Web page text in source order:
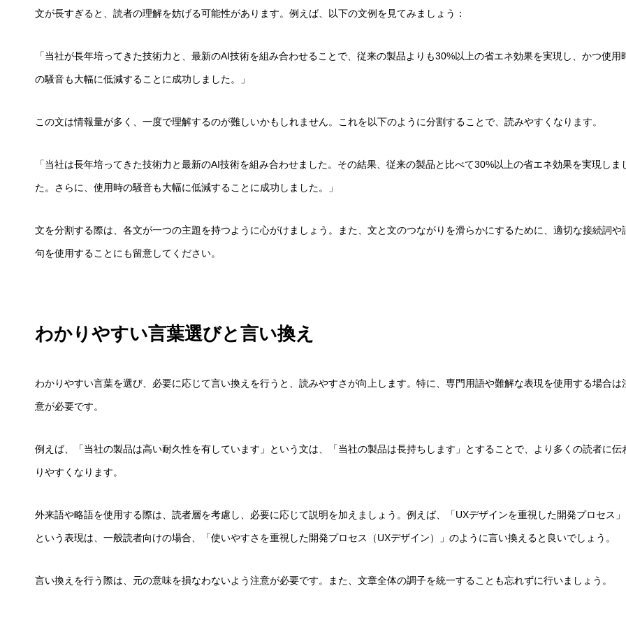
文が長すぎると、読者の理解を妨げる可能性があります。例えば、以下の文例を見てみましょう：
「当社が長年培ってきた技術力と、最新のAI技術を組み合わせることで、従来の製品よりも30%以上の省エネ効果を実現し、かつ使用
の騒音も大幅に低減することに成功しました。」
この文は情報量が多く、一度で理解するのが難しいかもしれません。これを以下のように分割することで、読みやすくなります。
「当社は長年培ってきた技術力と最新のAI技術を組み合わせました。その結果、従来の製品と比べて30%以上の省エネ効果を実現しま
た。さらに、使用時の騒音も大幅に低減することに成功しました。」
文を分割する際は、各文が一つの主題を持つように心がけましょう。また、文と文のつながりを滑らかにするために、適切な接続詞や
句を使用することにも留意してください。
わかりやすい言葉選びと言い換え
わかりやすい言葉を選び、必要に応じて言い換えを行うと、読みやすさが向上します。特に、専門用語や難解な表現を使用する場合は
意が必要です。
例えば、「当社の製品は高い耐久性を有しています」という文は、「当社の製品は長持ちします」とすることで、より多くの読者に伝
りやすくなります。
外来語や略語を使用する際は、読者層を考慮し、必要に応じて説明を加えましょう。例えば、「UXデザインを重視した開発プロセス」
という表現は、一般読者向けの場合、「使いやすさを重視した開発プロセス（UXデザイン）」のように言い換えると良いでしょう。
言い換えを行う際は、元の意味を損なわないよう注意が必要です。また、文章全体の調子を統一することも忘れずに行いましょう。